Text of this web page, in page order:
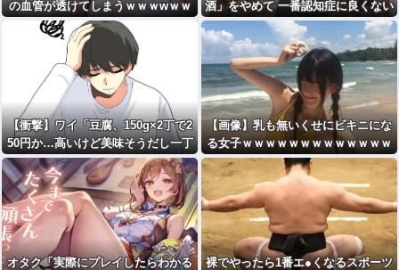
の血管が透けてしまうｗｗｗwｗｗ
ｗｗｗｗｗｗ
酒」をやめて 一番認知症に良くない
のは「お酒」と判明
【衝撃】ワイ「豆腐、150g×2丁で2
50円か…高いけど美味そうだし一丁
買ってみるか！」→結果ｗｗｗｗｗ
(※画像あり)
【画像】乳も無いくせにビキニにな
る女子ｗｗｗｗｗｗｗｗｗｗｗｗｗ
ｗｗｗｗｗｗｗｗｗｗｗ
オタク「実際にプレイしたらわかる
裸でやったら1番エ●くなるスポーツ